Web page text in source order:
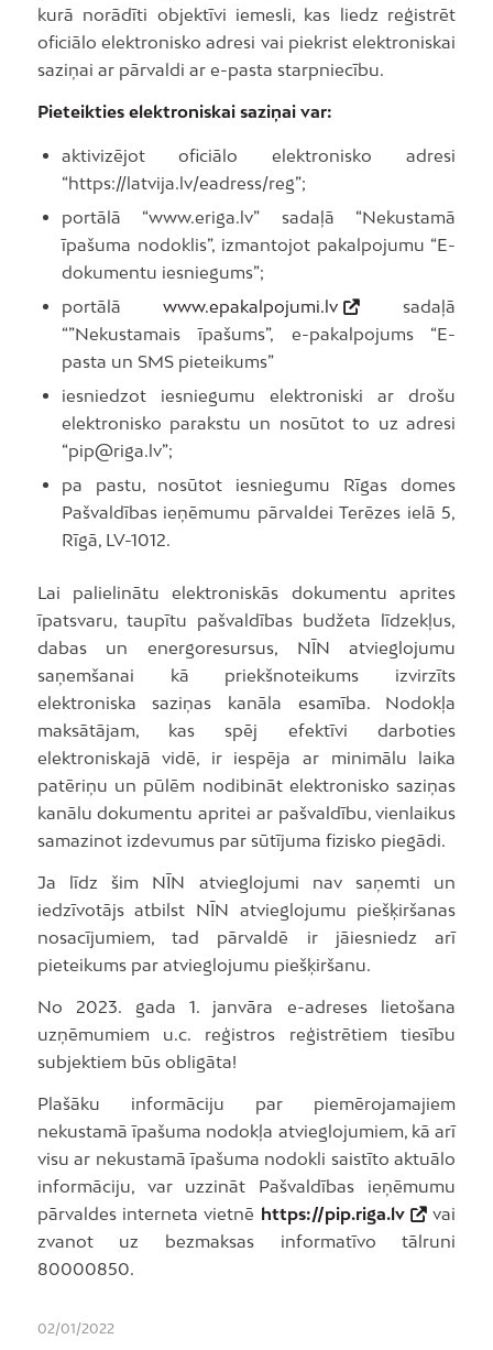
kurā norādīti objektīvi iemesli, kas liedz reģistrēt
oficiālo elektronisko adresi vai piekrist elektroniskai
saziņai ar pārvaldi ar e-pasta starpniecību.
Pieteikties elektroniskai saziņai var:
aktivizējot oficiālo elektronisko adresi
“https://latvija.lv/eadress/reg”;
portālā “www.eriga.lv” sadaļā “Nekustamā
īpašuma nodoklis”, izmantojot pakalpojumu “E-
dokumentu iesniegums”;
portālāwww.epakalpojumi.lv
sadaļā
“”Nekustamais īpašums”, e-pakalpojums “E-
pasta un SMS pieteikums”
iesniedzot iesniegumu elektroniski ar drošu
elektronisko parakstu un nosūtot to uz adresi
“pip@riga.lv”;
pa pastu, nosūtot iesniegumu Rīgas domes
Pašvaldības ieņēmumu pārvaldei Terēzes ielā 5,
Rīgā, LV-1012.
Lai palielinātu elektroniskās dokumentu aprites
īpatsvaru, taupītu pašvaldības budžeta līdzekļus,
dabas un energoresursus, NĪN atvieglojumu
saņemšanai kā priekšnoteikums izvirzīts
elektroniska saziņas kanāla esamība. Nodokļa
maksātājam, kas spēj efektīvi darboties
elektroniskajā vidē, ir iespēja ar minimālu laika
patēriņu un pūlēm nodibināt elektronisko saziņas
kanālu dokumentu apritei ar pašvaldību, vienlaikus
samazinot izdevumus par sūtījuma fizisko piegādi.
Ja līdz šim NĪN atvieglojumi nav saņemti un
iedzīvotājs atbilst NĪN atvieglojumu piešķiršanas
nosacījumiem, tad pārvaldē ir jāiesniedz arī
pieteikums par atvieglojumu piešķiršanu.
No 2023. gada 1. janvāra e-adreses lietošana
uzņēmumiem u.c. reģistros reģistrētiem tiesību
subjektiem būs obligāta!
Plašāku informāciju par piemērojamajiem
nekustamā īpašuma nodokļa atvieglojumiem, kā arī
visu ar nekustamā īpašuma nodokli saistīto aktuālo
informāciju, var uzzināt Pašvaldības ieņēmumu
pārvaldes interneta vietnē https://pip.riga.lv
vai
zvanot uz bezmaksas informatīvo tālruni
80000850.
02/01/2022